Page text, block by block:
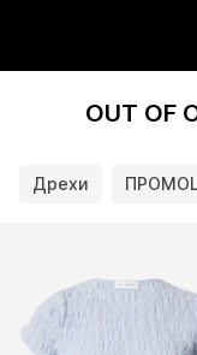
OUT OF
Дрехи